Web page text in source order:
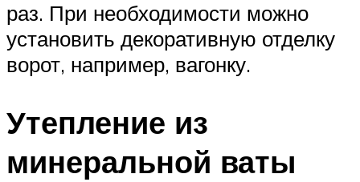
раз. При необходимости можно
установить декоративную отделку
ворот, например, вагонку.
Утепление из
минеральной ваты